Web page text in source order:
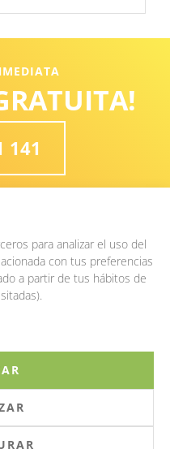
para analizar el uso del
con tus preferencias
a partir de tus hábitos de
141
20 11 41
LLÁMANOS